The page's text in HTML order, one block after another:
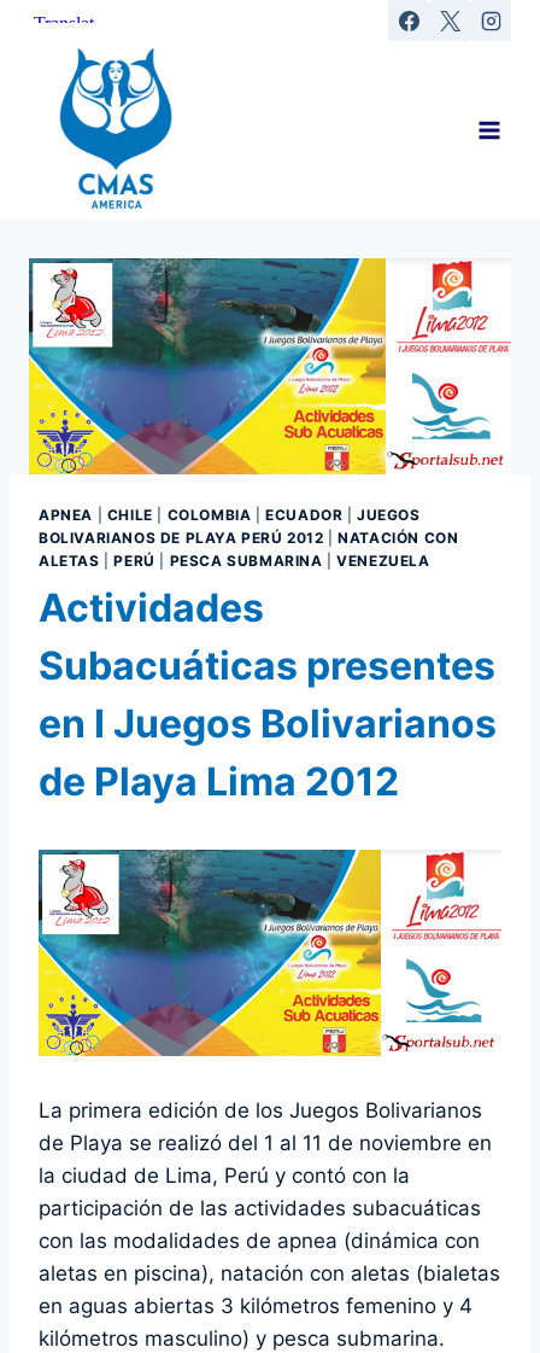
Saltar
contenido
APNEA CHILE COLOMBIA |ECUADOR |JUEGOS
BOLIVARIANOS DE PLAYA PERÚ 2012 |NATACIÓN CON
ALETAS |PERÚ PESCA SUBMARINA |VENEZUELA
Actividades
Subacuáticas presentes
en I Juegos Bolivarianos
de Playa Lima 2012
La primera edición de los Juegos Bolivarianos
de Playa se realizó del 1 al 11 de noviembre en
la ciudad de Lima, Perú y contó con la
participación de las actividades subacuáticas
con las modalidades de apnea (dinámica con
aletas en piscina), natación con aletas (bialetas
en aguas abiertas 3 kilómetros femenino y 4
kilómetros masculino) y pesca submarina.